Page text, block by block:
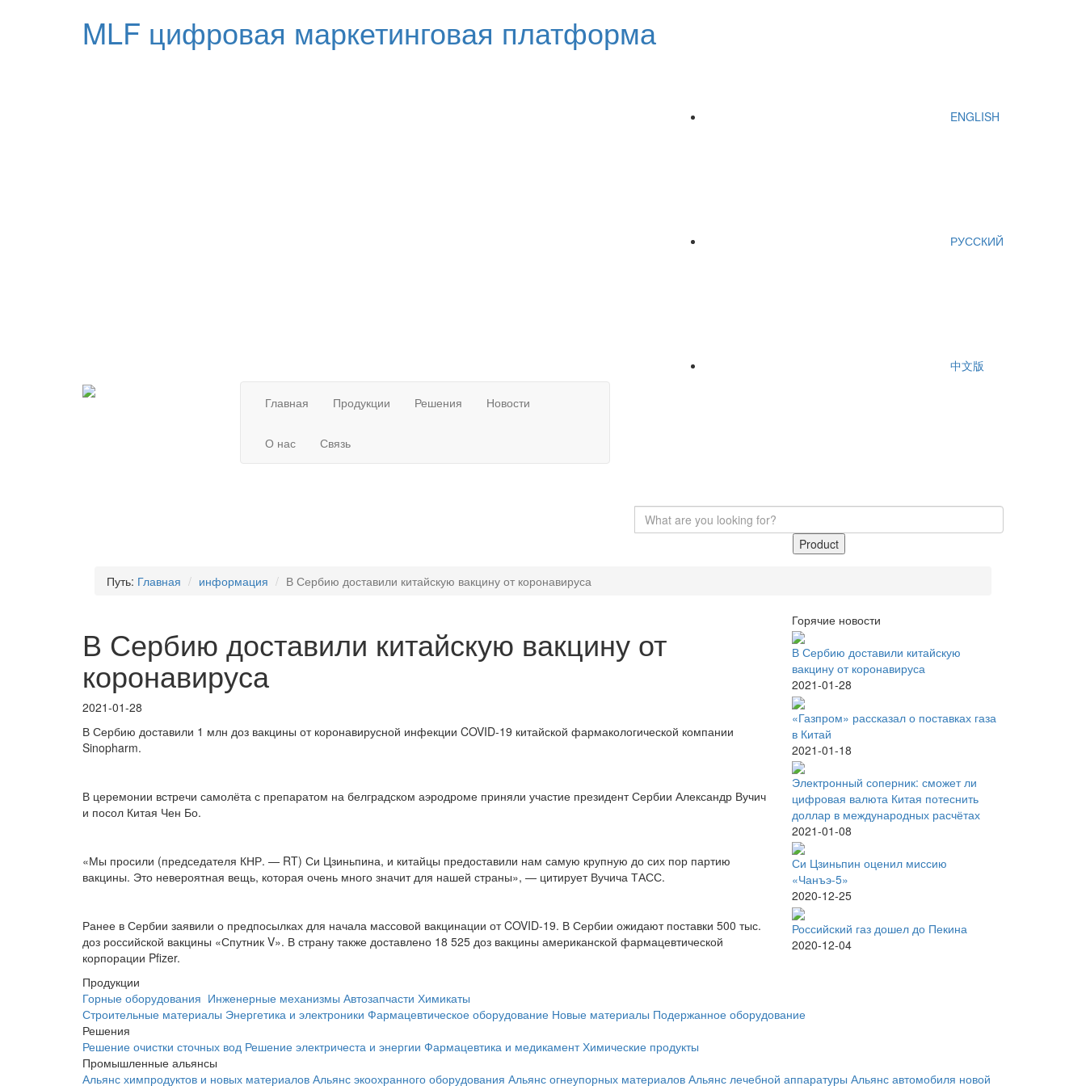
MLF цифровая маркетинговая платформа
ENGLISH
РУССКИЙ
中文版
Главная Продукции Решения Новости
О нас Связь
Product
Путь: Главная информация В Сербию доставили китайскую вакцину от коронавируса
В Сербию доставили китайскую вакцину от
коронавируса
2021-01-28
В Сербию доставили 1 млн доз вакцины от коронавирусной инфекции COVID-19 китайской фармакологической компании
Sinopharm.
В церемонии встречи самолёта с препаратом на белградском аэродроме приняли участие президент Сербии Александр Вучич
и посол Китая Чен Бо.
«Мы просили (председателя КНР. — RT) Си Цзиньпина, и китайцы предоставили нам самую крупную до сих пор партию
вакцины. Это невероятная вещь, которая очень много значит для нашей страны», — цитирует Вучича ТАСС.
Ранее в Сербии заявили о предпосылках для начала массовой вакцинации от COVID-19. В Сербии ожидают поставки 500 тыс.
доз российской вакцины «Спутник V». В страну также доставлено 18 525 доз вакцины американской фармацевтической
корпорации Pfizer.
Горячие новости
В Сербию доставили китайскую
вакцину от коронавируса
2021-01-28
«Газпром» рассказал о поставках газа
в Китай
2021-01-18
Электронный соперник: сможет ли
цифровая валюта Китая потеснить
доллар в международных расчётах
2021-01-08
Си Цзиньпин оценил миссию
«Чанъэ-5»
2020-12-25
Российский газ дошел до Пекина
2020-12-04
Продукции
Горные оборудования Инженерные механизмы Автозапчасти Химикаты
Строительные материалы Энергетика и электроники Фармацевтическое оборудование Новые материалы Подержанное оборудование
Решения
Решение очистки сточных вод Решение электричеста и энергии Фармацевтика и медикамент Химические продукты
Промышленные альянсы
Альянс химпродуктов и новых материалов Альянс экоохранного оборудования Альянс огнеупорных материалов Альянс лечебной аппаратуры Альянс автомобиля новой